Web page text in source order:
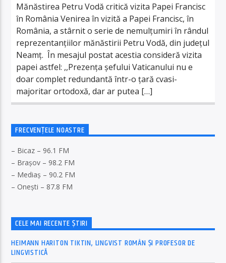
Mănăstirea Petru Vodă critică vizita Papei Francisc
în România Venirea în vizită a Papei Francisc, în
România, a stârnit o serie de nemulțumiri în rândul
reprezentanțiilor mănăstirii Petru Vodă, din județul
Neamț. În mesajul postat acestia consideră vizita
papei astfel: ,,Prezenţa şefului Vaticanului nu e
doar complet redundantă într-o ţară cvasi-
majoritar ortodoxă, dar ar putea […]
FRECVENȚELE NOASTRE
– Bicaz – 96.1 FM
– Brașov – 98.2 FM
– Mediaș – 90.2 FM
– Onești – 87.8 FM
CELE MAI RECENTE ȘTIRI
HEIMANN HARITON TIKTIN, LINGVIST ROMÂN ȘI PROFESOR DE
LINGVISTICĂ